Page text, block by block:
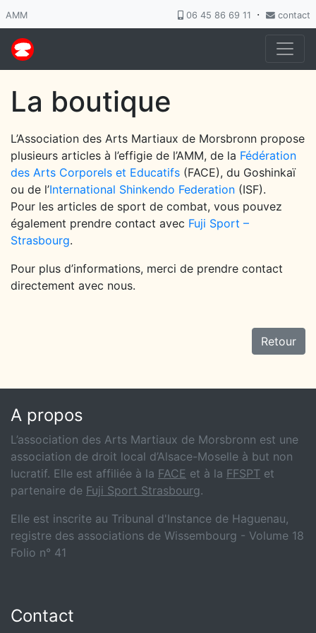
AMM 06 45 86 69 11 · contact
La boutique
L’Association des Arts Martiaux de Morsbronn propose
plusieurs articles à l’effigie de l’AMM, de la Fédération
des Arts Corporels et Educatifs (FACE), du Goshinkaï
ou de l’International Shinkendo Federation (ISF).
Pour les articles de sport de combat, vous pouvez
également prendre contact avec Fuji Sport –
Strasbourg.
Pour plus d’informations, merci de prendre contact
directement avec nous.
Retour
A propos
L’association des Arts Martiaux de Morsbronn est une
association de droit local d’Alsace-Moselle à but non
lucratif. Elle est affiliée à la FACE et à la FFSPT et
partenaire de Fuji Sport Strasbourg.
Elle est inscrite au Tribunal d'Instance de Haguenau,
registre des associations de Wissembourg - Volume 18
Folio n° 41
Contact